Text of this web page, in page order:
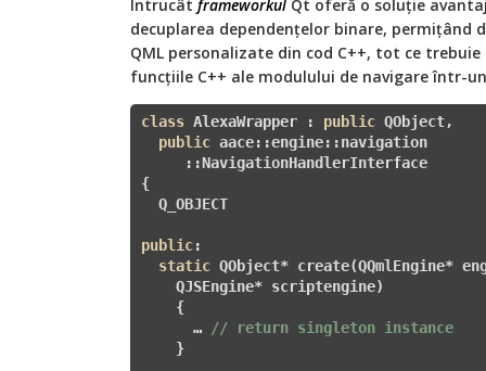
Întrucât frameworkul Qt oferă o soluție
decuplarea dependențelor binare, permițând
QML personalizate din cod C++, tot ce
funcțiile C++ ale modulului de navigare într-
class AlexaWrapper : public QObject,
public aace::engine::navigation
     ::NavigationHandlerInterface
{
  Q_OBJECT
public:
static QObject* create(QQmlEngine*
    QJSEngine* scriptengine)
    {
      …
// return singleton instance
    }